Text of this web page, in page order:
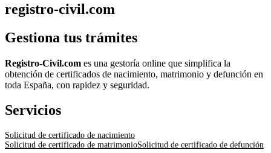
registro-civil.com
Gestiona tus trámites
Registro-Civil.com es una gestoría online que simplifica la
obtención de certificados de nacimiento, matrimonio y defunción en
toda España, con rapidez y seguridad.
Servicios
Solicitud de certificado de nacimiento
Solicitud de certificado de matrimonioSolicitud de certificado de defunción